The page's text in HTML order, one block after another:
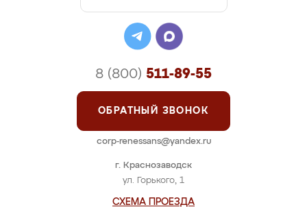
г. Краснозаводск
ул. Горького, 1
СХЕМА ПРОЕЗДА
8 (800) 511-89-55
ОБРАТНЫЙ ЗВОНОК
corp-renessans@yandex.ru